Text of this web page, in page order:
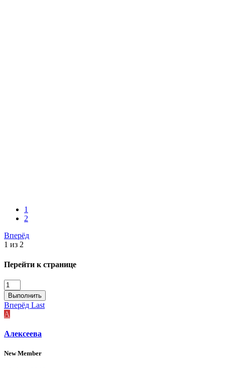
1
2
Вперёд
1 из 2
Перейти к странице
Выполнить
Вперёд Last
А
Алексеева
New Member